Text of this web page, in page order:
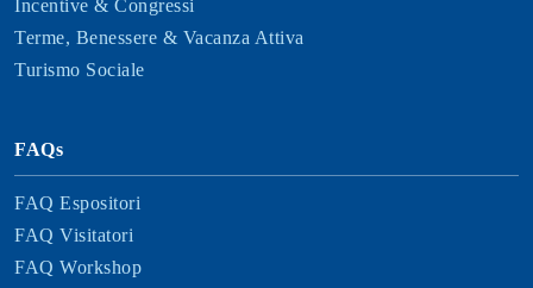
Incentive & Congressi
Terme, Benessere & Vacanza Attiva
Turismo Sociale
FAQs
FAQ Espositori
FAQ Visitatori
FAQ Workshop